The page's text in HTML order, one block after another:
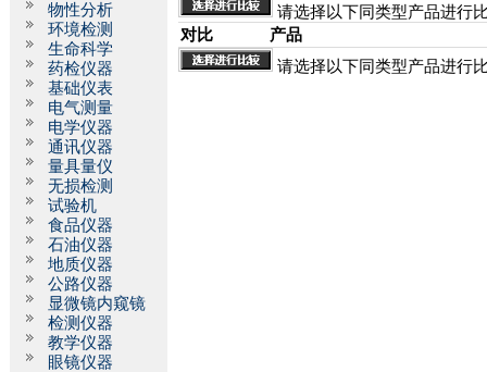
物性分析
环境检测
生命科学
药检仪器
基础仪表
电气测量
电学仪器
通讯仪器
量具量仪
无损检测
试验机
食品仪器
石油仪器
地质仪器
公路仪器
显微镜内窥镜
检测仪器
教学仪器
眼镜仪器
请选择以下同类型产品进行
对比
产品
请选择以下同类型产品进行